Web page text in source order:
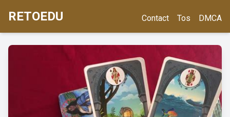
RETOEDU Contact Tos DMCA